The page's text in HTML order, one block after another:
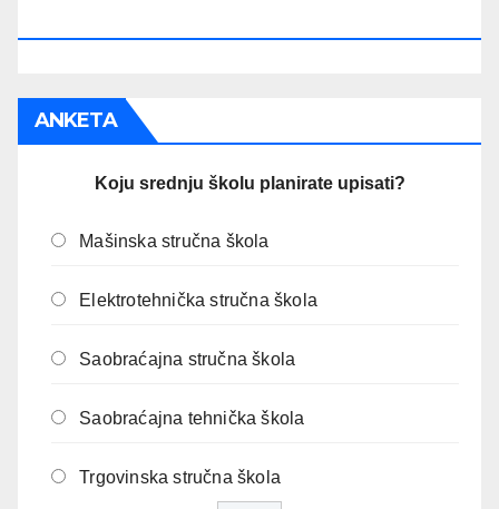
ANKETA
Koju srednju školu planirate upisati?
Mašinska stručna škola
Elektrotehnička stručna škola
Saobraćajna stručna škola
Saobraćajna tehnička škola
Trgovinska stručna škola